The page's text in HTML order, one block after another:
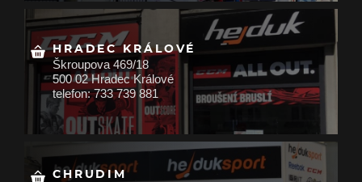
HRADEC KRÁLOVÉ
Škroupova 469/18
500 02 Hradec Králové
telefon: 733 739 881
CHRUDIM